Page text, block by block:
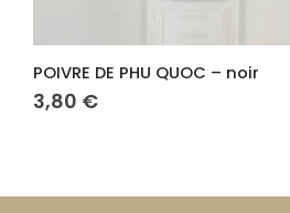
PHU QUOC – noir